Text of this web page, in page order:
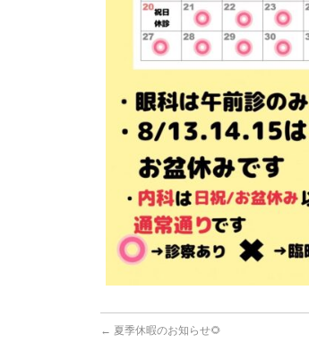
← 夏季休暇のお知らせ🌻